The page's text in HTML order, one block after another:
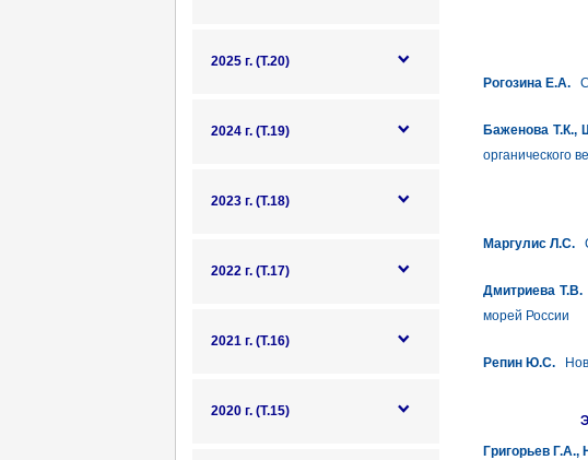
2025 г. (Т.20)
2024 г. (Т.19)
2023 г. (Т.18)
2022 г. (Т.17)
2021 г. (Т.16)
2020 г. (Т.15)
Рогозина Е.А.
Баженова Т.К.,
органического
Маргулис Л.С.
Дмитриева Т.В.
морей России
Репин Ю.С.
Григорьев